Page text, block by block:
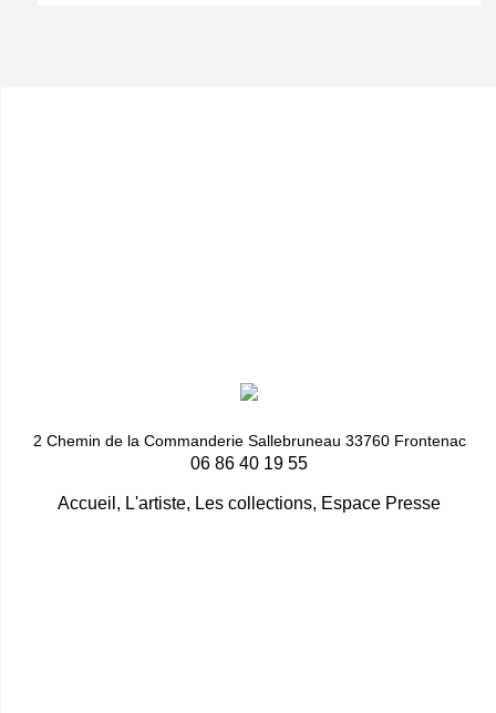
2 Chemin de la Commanderie Sallebruneau 33760 Frontenac
06 86 40 19 55
Accueil , L'artiste, Les collections, Espace Presse